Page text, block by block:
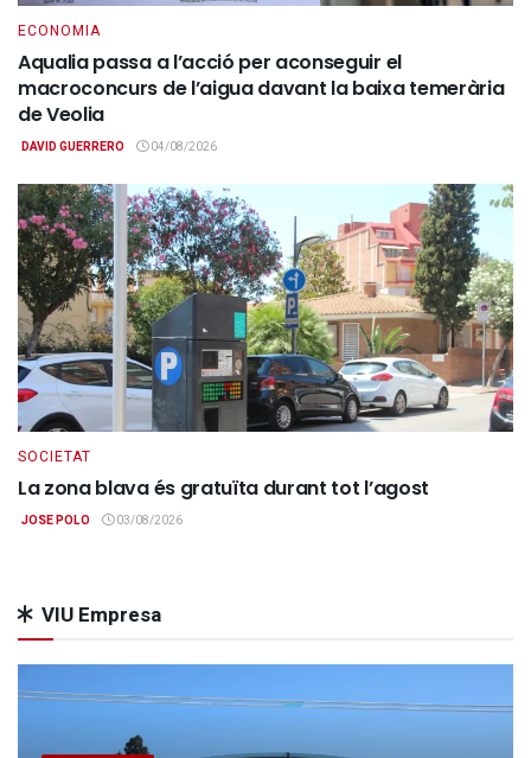
ECONOMIA
Aqualia passa a l’acció per aconseguir el
macroconcurs de l’aigua davant la baixa temerària
de Veolia
DAVID GUERRERO 04/08/2026
SOCIETAT
La zona blava és gratuïta durant tot l’agost
JOSE POLO 03/08/2026
VIU Empresa